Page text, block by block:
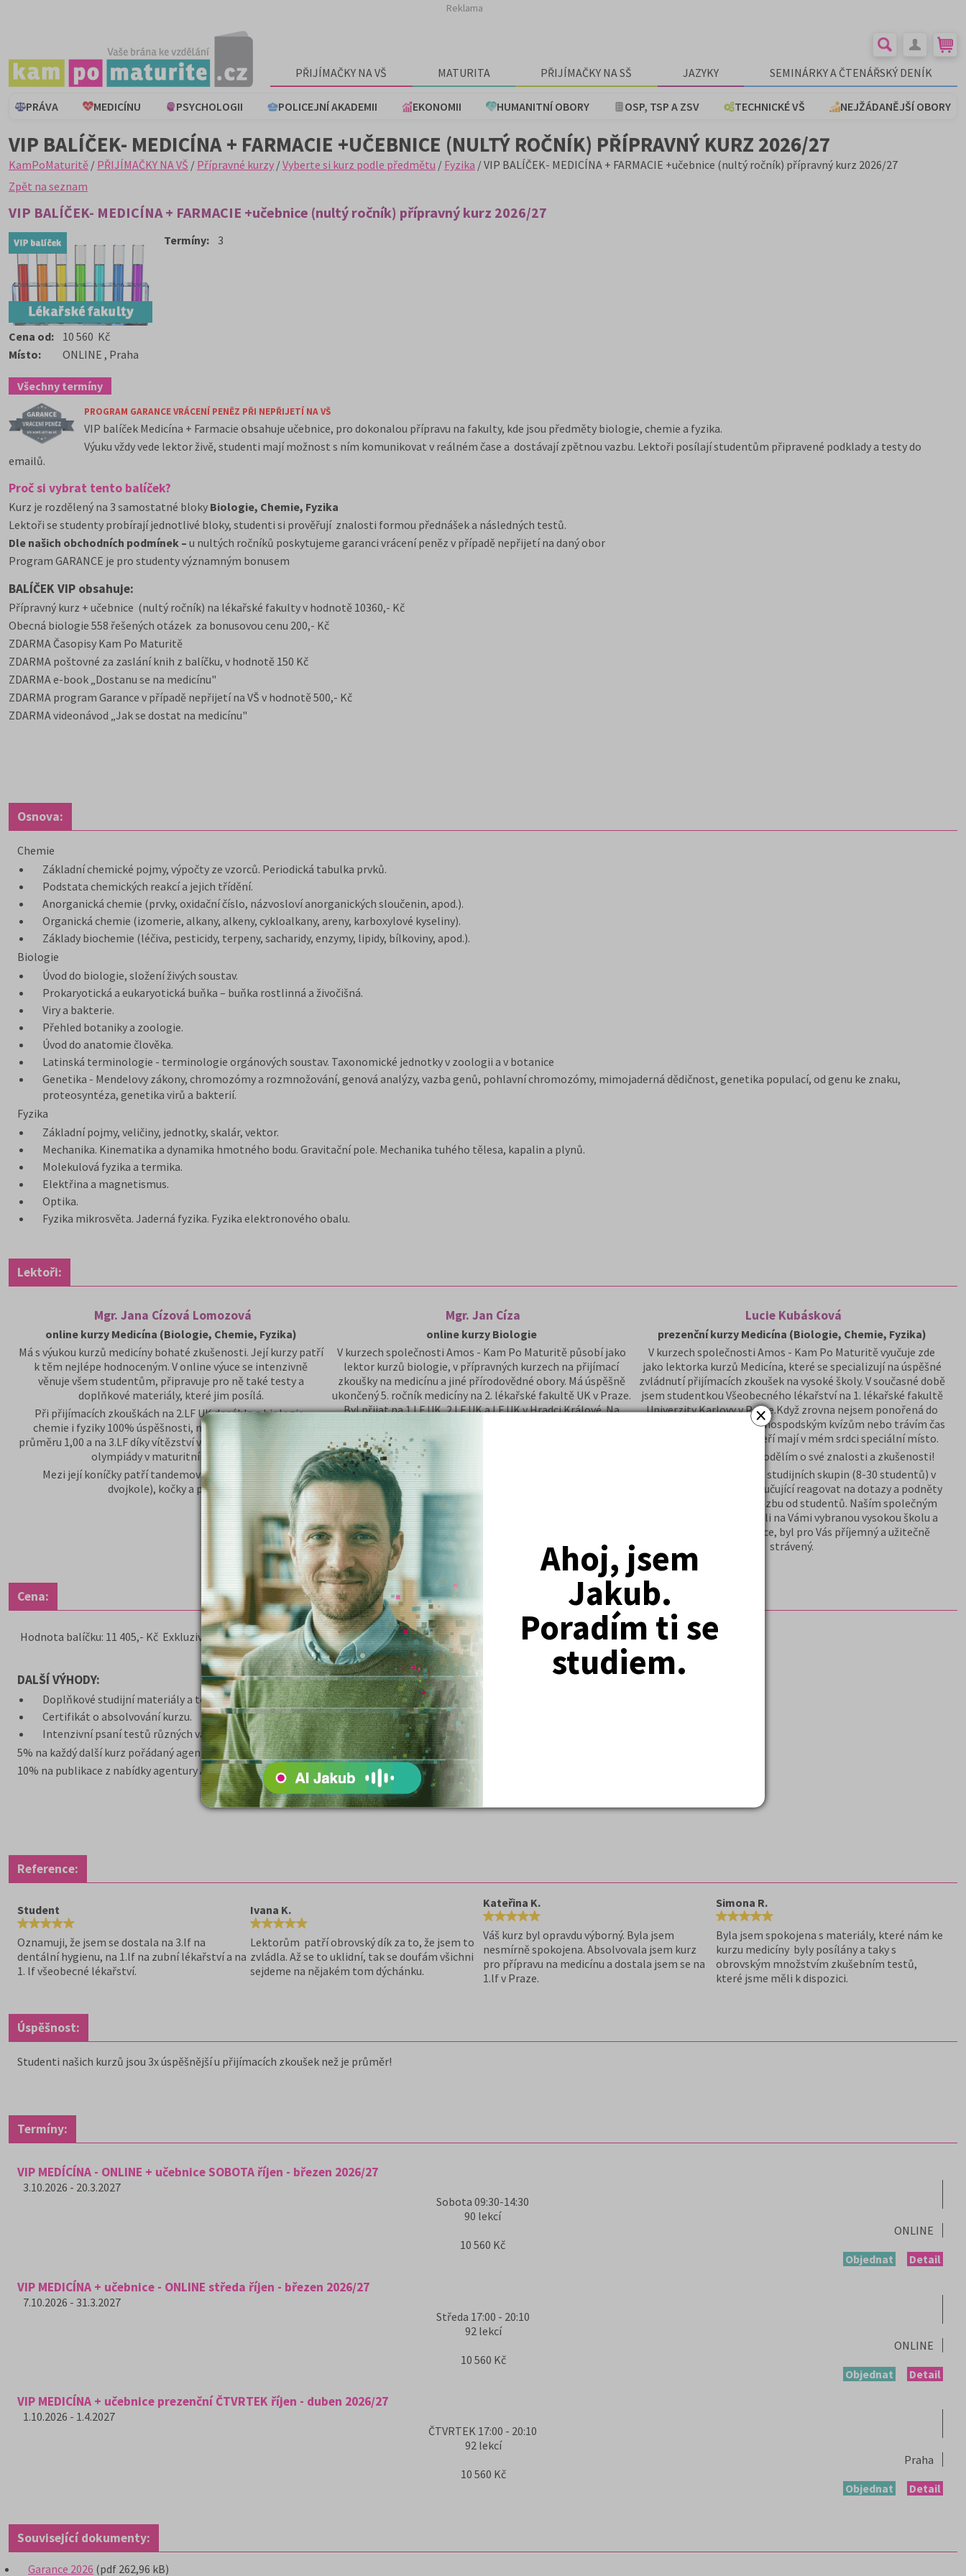
×
Ahoj, jsem
Jakub.
Poradím ti se
studiem.
Reklama
PŘIJÍMAČKY NA VŠ MATURITA PŘIJÍMAČKY NA SŠ JAZYKY SEMINÁRKY A ČTENÁŘSKÝ DENÍK
PRÁVA MEDICÍNU PSYCHOLOGII POLICEJNÍ AKADEMII EKONOMII HUMANITNÍ OBORY OSP, TSP A ZSV TECHNICKÉ VŠ NEJŽÁDANĚJŠÍ OBORY
VIP BALÍČEK- MEDICÍNA + FARMACIE +UČEBNICE (NULTÝ ROČNÍK) PŘÍPRAVNÝ KURZ 2026/27
KamPoMaturitě / PŘIJÍMAČKY NA VŠ / Přípravné kurzy /Vyberte si kurz podle předmětu / Fyzika / VIP BALÍČEK- MEDICÍNA + FARMACIE +učebnice (nultý ročník) přípravný kurz 2026/27
Zpět na seznam
VIP BALÍČEK- MEDICÍNA + FARMACIE +učebnice (nultý ročník) přípravný kurz 2026/27
Termíny: 3
Cena od:
10 560 Kč
Místo:
ONLINE , Praha
Všechny termíny
PROGRAM GARANCE VRÁCENÍ PENĚZ PŘI NEPŘIJETÍ NA VŠ
VIP balíček Medicína + Farmacie obsahuje učebnice, pro dokonalou přípravu na fakulty, kde jsou předměty biologie, chemie a fyzika.
Výuku vždy vede lektor živě, studenti mají možnost s ním komunikovat v reálném čase a dostávají zpětnou vazbu. Lektoři posílají studentům připravené podklady a testy do
emailů.
Proč si vybrat tento balíček?
Kurz je rozdělený na 3 samostatné bloky Biologie, Chemie, Fyzika
Lektoři se studenty probírají jednotlivé bloky, studenti si prověřují znalosti formou přednášek a následných testů.
Dle našich obchodních podmínek – u nultých ročníků poskytujeme garanci vrácení peněz v případě nepřijetí na daný obor
Program GARANCE je pro studenty významným bonusem
BALÍČEK VIP obsahuje:
Přípravný kurz + učebnice (nultý ročník) na lékařské fakulty v hodnotě 10360,- Kč
Obecná biologie 558 řešených otázek za bonusovou cenu 200,- Kč
ZDARMA Časopisy Kam Po Maturitě
ZDARMA poštovné za zaslání knih z balíčku, v hodnotě 150 Kč
ZDARMA e-book „Dostanu se na medicínu"
ZDARMA program Garance v případě nepřijetí na VŠ v hodnotě 500,- Kč
ZDARMA videonávod „Jak se dostat na medicínu"
Osnova:
Chemie
Základní chemické pojmy, výpočty ze vzorců. Periodická tabulka prvků.
Podstata chemických reakcí a jejich třídění.
Anorganická chemie (prvky, oxidační číslo, názvosloví anorganických sloučenin, apod.).
Organická chemie (izomerie, alkany, alkeny, cykloalkany, areny, karboxylové kyseliny).
Základy biochemie (léčiva, pesticidy, terpeny, sacharidy, enzymy, lipidy, bílkoviny, apod.).
Biologie
Úvod do biologie, složení živých soustav.
Prokaryotická a eukaryotická buňka – buňka rostlinná a živočišná.
Viry a bakterie.
Přehled botaniky a zoologie.
Úvod do anatomie člověka.
Latinská terminologie - terminologie orgánových soustav. Taxonomické jednotky v zoologii a v botanice
Genetika - Mendelovy zákony, chromozómy a rozmnožování, genová analýzy, vazba genů, pohlavní chromozómy, mimojaderná dědičnost, genetika populací, od genu ke znaku,
proteosyntéza, genetika virů a bakterií.
Fyzika
Základní pojmy, veličiny, jednotky, skalár, vektor.
Mechanika. Kinematika a dynamika hmotného bodu. Gravitační pole. Mechanika tuhého tělesa, kapalin a plynů.
Molekulová fyzika a termika.
Elektřina a magnetismus.
Optika.
Fyzika mikrosvěta. Jaderná fyzika. Fyzika elektronového obalu.
Lektoři:
Mgr. Jana Cízová Lomozová
online kurzy Medicína (Biologie, Chemie, Fyzika)
Má s výukou kurzů medicíny bohaté zkušenosti. Její kurzy patří
k těm nejlépe hodnoceným. V online výuce se intenzivně
věnuje všem studentům, připravuje pro ně také testy a
doplňkové materiály, které jim posílá.
Při přijímacích zkouškách na 2.LF UK dosáhla z biologie,
chemie i fyziky 100% úspěšnosti, na 1.LF byla přijata díky
průměru 1,00 a na 3.LF díky vítězství v krajském kole Chemické
olympiády v maturitním ročníku.
Mezi její koníčky patří tandemová cyklistika (jízda na
dvojkole), kočky a plavání.
Mgr. Jan Cíza
online kurzy Biologie
V kurzech společnosti Amos - Kam Po Maturitě působí jako
lektor kurzů biologie, v přípravných kurzech na přijímací
zkoušky na medicínu a jiné přírodovědné obory. Má úspěšně
ukončený 5. ročník medicíny na 2. lékařské fakultě UK v Praze.
Byl přijat na 1.LF UK, 2.LF UK a LF UK v Hradci Králové. Na
přijímacích zkouškách na LF UK v Hradci Králové dosáhl
1.místa ze všech uchazečů o studium medicíny.
Mezi jeho koníčky patří tandemová cyklistika (jízda na
dvojkole) a fotografování.
Lucie Kubásková
prezenční kurzy Medicína (Biologie, Chemie, Fyzika)
V kurzech společnosti Amos - Kam Po Maturitě vyučuje zde
jako lektorka kurzů Medicína, které se specializují na úspěšné
zvládnutí přijímacích zkoušek na vysoké školy. V současné době
jsem studentkou Všeobecného lékařství na 1. lékařské fakultě
Univerzity Karlovy v Praze.Když zrovna nejsem ponořená do
studia, věnuji se turistice, hospodským kvízům nebo trávím čas
s domácími mazlíčky, kteří mají v mém srdci speciální místo.
Těším se, až se s vámi podělím o své znalosti a zkušenosti!
Díky optimální velikosti studijních skupin (8-30 studentů) v
našich kurzech mohou vyučující reagovat na dotazy a podněty
a také získat zpětnou vazbu od studentů. Naším společným
cílem je, abyste se dostali na Vámi vybranou vysokou školu a
čas, který věnujete výuce, byl pro Vás příjemný a užitečně
strávený.
Cena:
Hodnota balíčku: 11 405,- Kč Exkluzivní cena pro vás: 10 560,- Kč - ušetříte 845,- Kč Zobrazit termíny
DALŠÍ VÝHODY:
Doplňkové studijní materiály a testy ZDARMA
Certifikát o absolvování kurzu.
Intenzivní psaní testů různých variant, zadání z minulých let, přijímačky nanečisto
5% na každý další kurz pořádaný agenturou AMOS v tomto školním roce
10% na publikace z nabídky agentury AMOS
Reference:
Student
Oznamuji, že jsem se dostala na 3.lf na
dentální hygienu, na 1.lf na zubní lékařství a na
1. lf všeobecné lékařství.
Ivana K.
Lektorům patří obrovský dík za to, že jsem to
zvládla. Až se to uklidní, tak se doufám všichni
sejdeme na nějakém tom dýchánku.
Kateřina K.
Váš kurz byl opravdu výborný. Byla jsem
nesmírně spokojena. Absolvovala jsem kurz
pro přípravu na medicínu a dostala jsem se na
1.lf v Praze.
Simona R.
Byla jsem spokojena s materiály, které nám ke
kurzu medicíny byly posílány a taky s
obrovským množstvím zkušebním testů,
které jsme měli k dispozici.
Úspěšnost:
Studenti našich kurzů jsou 3x úspěšnější u přijímacích zkoušek než je průměr!
Termíny:
VIP MEDÍCÍNA - ONLINE + učebnice SOBOTA říjen - březen 2026/27
3.10.2026 - 20.3.2027
Sobota 09:30-14:30
90 lekcí
ONLINE
10 560 Kč
Detail
Objednat
VIP MEDICÍNA + učebnice - ONLINE středa říjen - březen 2026/27
7.10.2026 - 31.3.2027
Středa 17:00 - 20:10
92 lekcí
ONLINE
10 560 Kč
Detail
Objednat
VIP MEDICÍNA + učebnice prezenční ČTVRTEK říjen - duben 2026/27
1.10.2026 - 1.4.2027
ČTVRTEK 17:00 - 20:10
92lekcí
Praha
10 560 Kč
Detail
Objednat
Související dokumenty:
Garance 2026 (pdf 262,96 kB)